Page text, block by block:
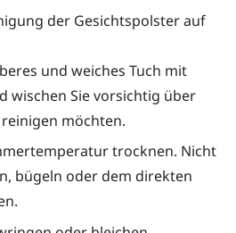
der Gesichtspolster auf
und weiches Tuch mit
wischen Sie vorsichtig über
möchten.
trocknen. Nicht
bügeln oder dem direkten